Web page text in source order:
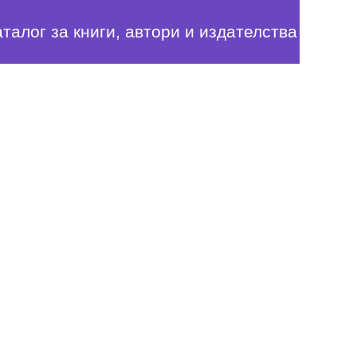
за книги, автори и издателства